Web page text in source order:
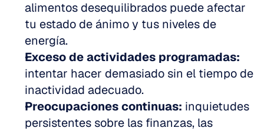
alimentos desequilibrados puede afectar
tu estado de ánimo y tus niveles de
energía.
Exceso de actividades programadas:
intentar hacer demasiado sin el tiempo de
inactividad adecuado.
Preocupaciones continuas: inquietudes
persistentes sobre las finanzas, las